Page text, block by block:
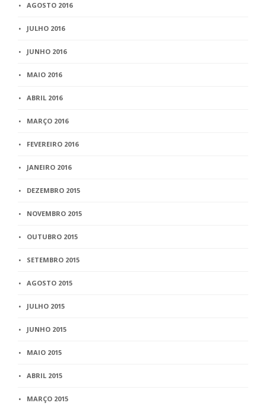
AGOSTO 2016
JULHO 2016
JUNHO 2016
MAIO 2016
ABRIL 2016
MARÇO 2016
FEVEREIRO 2016
JANEIRO 2016
DEZEMBRO 2015
NOVEMBRO 2015
OUTUBRO 2015
SETEMBRO 2015
AGOSTO 2015
JULHO 2015
JUNHO 2015
MAIO 2015
ABRIL 2015
MARÇO 2015